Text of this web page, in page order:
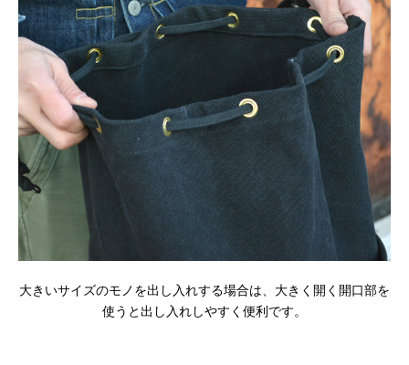
大きいサイズのモノを出し入れする場合は、大きく開く開口部を
使うと出し入れしやすく便利です。